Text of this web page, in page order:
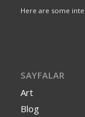
Here are some
SAYFALAR
Art
Blog